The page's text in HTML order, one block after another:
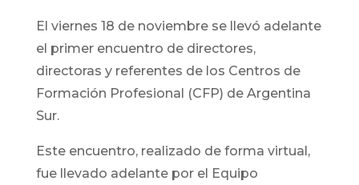
El viernes 18 de noviembre se llevó adelante
el primer encuentro de directores,
directoras y referentes de los Centros de
Formación Profesional (CFP) de Argentina
Sur.
Este encuentro, realizado de forma virtual,
fue llevado adelante por el Equipo